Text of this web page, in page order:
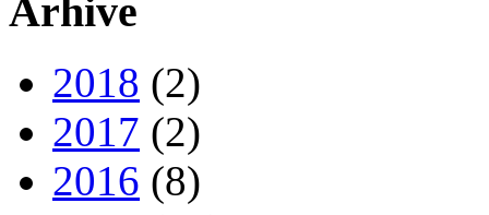
Arhive
2018 (2)
2017 (2)
2016 (8)